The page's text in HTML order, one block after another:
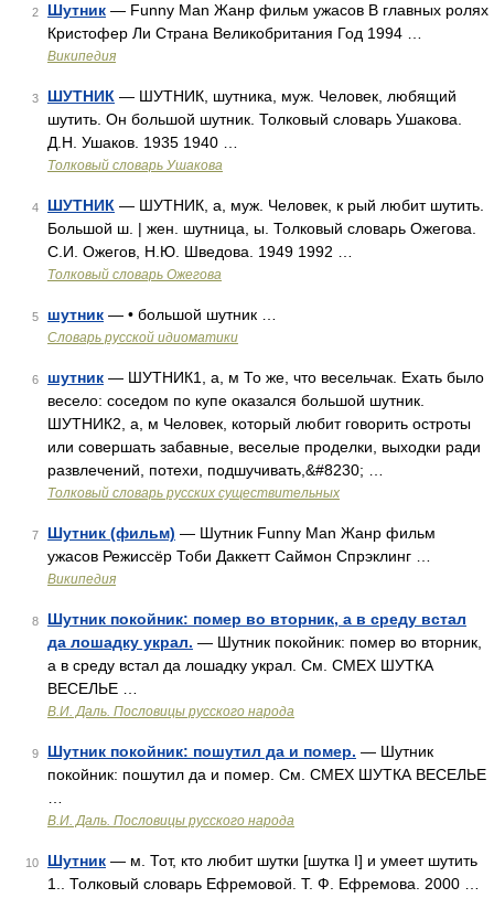
2 Шутник — Funny Man Жанр фильм ужасов В главных ролях
Кристофер Ли Страна Великобритания Год 1994 …
Википедия
3 ШУТНИК — ШУТНИК, шутника, муж. Человек, любящий
шутить. Он большой шутник. Толковый словарь Ушакова.
Д.Н. Ушаков. 1935 1940 …
Толковый словарь Ушакова
4 ШУТНИК — ШУТНИК, а, муж. Человек, к рый любит шутить.
Большой ш. | жен. шутница, ы. Толковый словарь Ожегова.
С.И. Ожегов, Н.Ю. Шведова. 1949 1992 …
Толковый словарь Ожегова
5 шутник — • большой шутник …
Словарь русской идиоматики
6 шутник — ШУТНИК1, а, м То же, что весельчак. Ехать было
весело: соседом по купе оказался большой шутник.
ШУТНИК2, а, м Человек, который любит говорить остроты
или совершать забавные, веселые проделки, выходки ради
развлечений, потехи, подшучивать,&#8230; …
Толковый словарь русских существительных
7 Шутник (фильм) — Шутник Funny Man Жанр фильм
ужасов Режиссёр Тоби Даккетт Саймон Спрэклинг …
Википедия
8
Шутник покойник: помер во вторник, а в среду встал
да лошадку украл. — Шутник покойник: помер во вторник,
а в среду встал да лошадку украл. См. СМЕХ ШУТКА
ВЕСЕЛЬЕ …
В.И. Даль. Пословицы русского народа
9 Шутник покойник: пошутил да и помер. — Шутник
покойник: пошутил да и помер. См. СМЕХ ШУТКА ВЕСЕЛЬЕ
В.И. Даль. Пословицы русского народа
10 Шутник — м. Тот, кто любит шутки [шутка I] и умеет шутить
1.. Толковый словарь Ефремовой. Т. Ф. Ефремова. 2000 …